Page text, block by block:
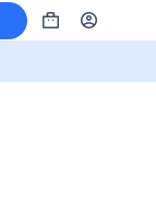
Košarica